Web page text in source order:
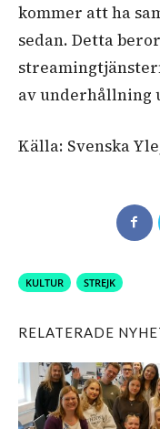
kommer att ha
sedan. Detta
av underhållning
Källa: Svenska
KULTUR STREJK
RELATERADE